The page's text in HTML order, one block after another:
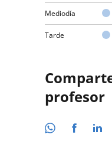
Mediodía
Tarde
profesor